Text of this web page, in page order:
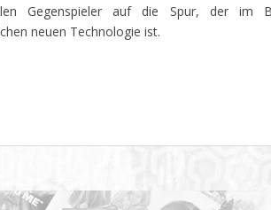
Gegenspieler auf die Spur, der im
neuen Technologie ist.